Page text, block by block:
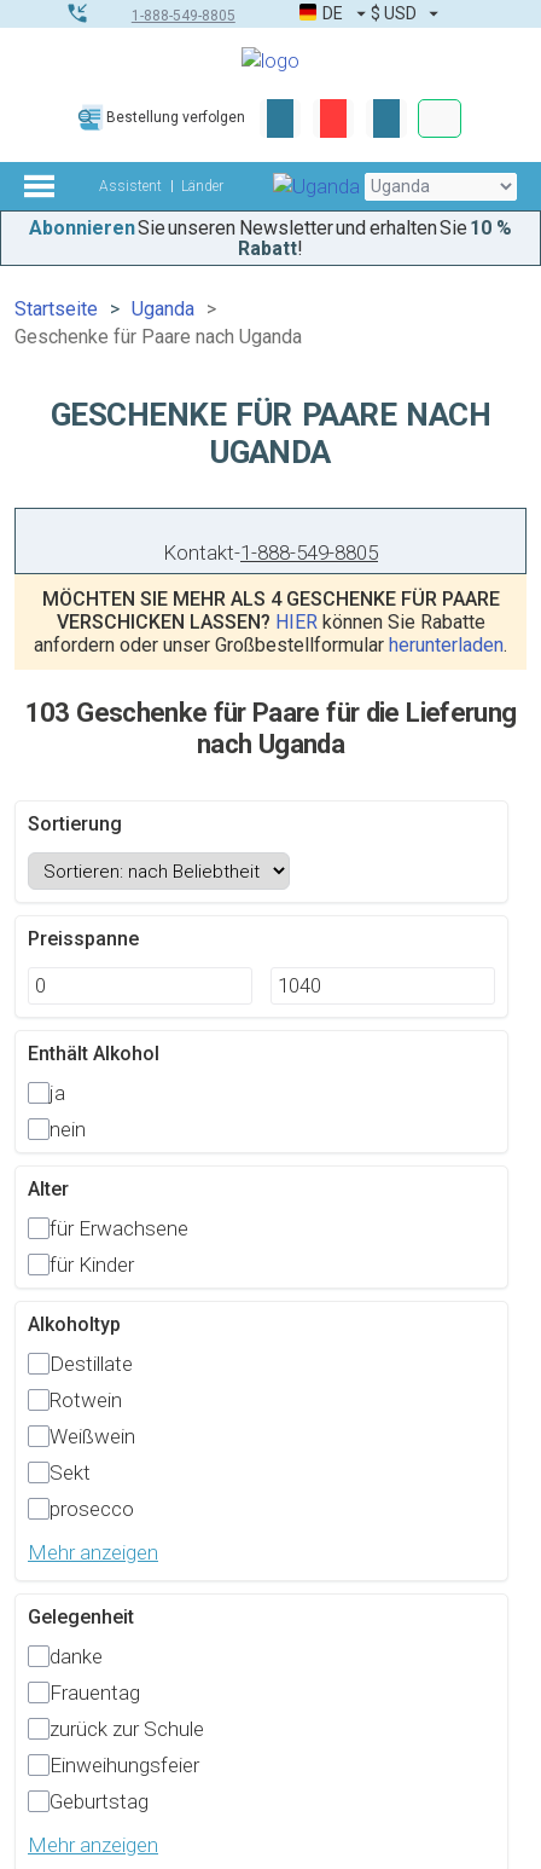
1-888-549-8805 DE $ USD
Bestellung verfolgen
Assistent Länder
AbonnierenSie unseren Newsletter und erhalten Sie 10 %
Rabatt!
Startseite
Uganda
Geschenke für Paare nach Uganda
GESCHENKE FÜR PAARE NACH
UGANDA
Kontakt-1-888-549-8805
MÖCHTEN SIE MEHR ALS 4 GESCHENKE FÜR PAARE
VERSCHICKEN LASSEN? HIERkönnen Sie Rabatte
anfordern oder unser Großbestellformular herunterladen.
103 Geschenke für Paare für die Lieferung
nach Uganda
Sortierung
Preisspanne
Enthält Alkohol
ja
nein
Alter
für Erwachsene
für Kinder
Alkoholtyp
Destillate
Rotwein
Weißwein
Sekt
prosecco
Mehr anzeigen
Gelegenheit
danke
Frauentag
zurück zur Schule
Einweihungsfeier
Geburtstag
Mehr anzeigen